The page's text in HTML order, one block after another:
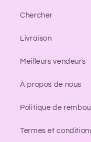
Chercher
Livraison
Meilleurs vendeurs
À propos de nous
Politique de
Termes et